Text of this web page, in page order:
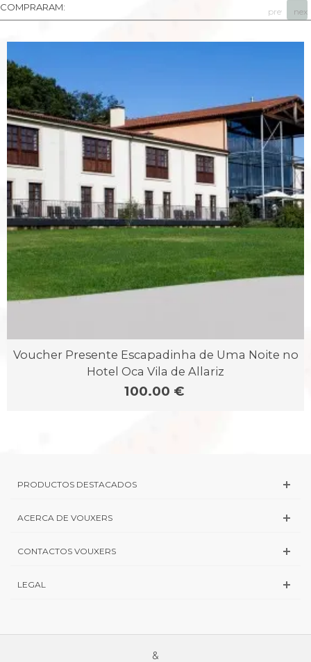
COMPRARAM:
Voucher Presente Escapadinha de Uma Noite no
Hotel Oca Vila de Allariz
100.00 €
prev next
PRODUCTOS DESTACADOS
ACERCA DE VOUXERS
CONTACTOS VOUXERS
LEGAL
&